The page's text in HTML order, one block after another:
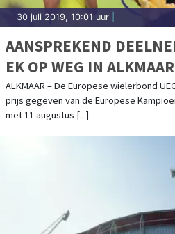
30 juli 2019, 10:01 uur
AANSPREKEND
EK OP WEG IN ALKMAAR
ALKMAAR – De Europese wielerbond
prijs gegeven van de Europese
met 11 augustus [...]